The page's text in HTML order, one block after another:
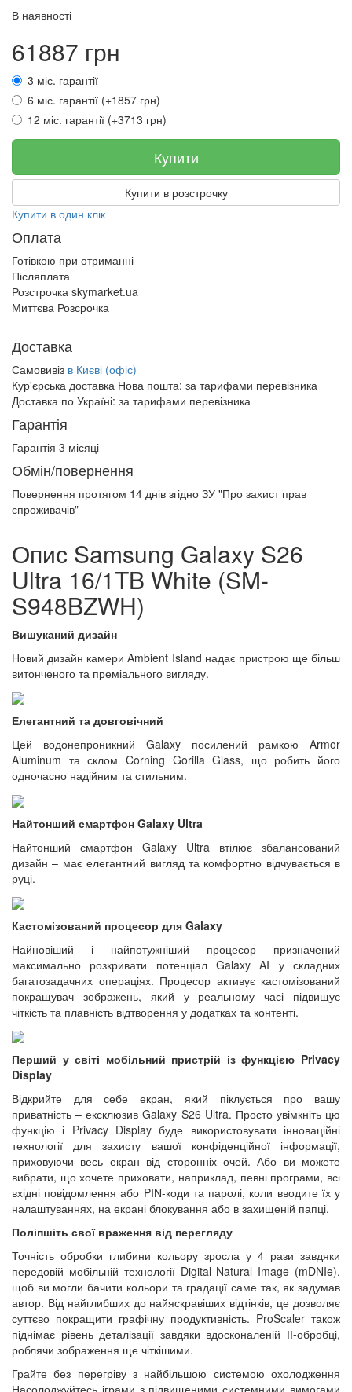
В наявності
61887 грн
3 міс. гарантії
6 міс. гарантії (+1857 грн)
12 міс. гарантії (+3713 грн)
Купити
Купити в розстрочку
Купити в один клік
Оплата
Готівкою при отриманні
Післяплата
Розстрочка skymarket.ua
Миттєва Розсрочка
Доставка
Самовивіз в Києві (офіс)
Кур'єрська доставка Нова пошта: за тарифами перевізника
Доставка по Україні: за тарифами перевізника
Гарантія
Гарантія 3 місяці
Обмін/повернення
Повернення протягом 14 днів згідно ЗУ "Про захист прав
спроживачів"
Опис Samsung Galaxy S26
Ultra 16/1TB White (SM-
S948BZWH)
Вишуканий дизайн
Новий дизайн камери Ambient Island надає пристрою ще більш
витонченого та преміального вигляду.
Елегантний та довговічний
Цей водонепроникний Galaxy посилений рамкою Armor
Aluminum та склом Corning Gorilla Glass, що робить його
одночасно надійним та стильним.
Найтонший смартфон Galaxy Ultra
Найтонший смартфон Galaxy Ultra втілює збалансований
дизайн – має елегантний вигляд та комфортно відчувається в
руці.
Кастомізований процесор для Galaxy
Найновіший і найпотужніший процесор призначений
максимально розкривати потенціал Galaxy AI у складних
багатозадачних операціях. Процесор активує кастомізований
покращувач зображень, який у реальному часі підвищує
чіткість та плавність відтворення у додатках та контенті.
Перший у світі мобільний пристрій із функцією Privacy
Display
Відкрийте для себе екран, який піклується про вашу
приватність – ексклюзив Galaxy S26 Ultra. Просто увімкніть цю
функцію і Privacy Display буде використовувати інноваційні
технології для захисту вашої конфіденційної інформації,
приховуючи весь екран від сторонніх очей. Або ви можете
вибрати, що хочете приховати, наприклад, певні програми, всі
вхідні повідомлення або PIN-коди та паролі, коли вводите їх у
налаштуваннях, на екрані блокування або в захищеній папці.
Поліпшіть свої враження від перегляду
Точність обробки глибини кольору зросла у 4 рази завдяки
передовій мобільній технології Digital Natural Image (mDNIe),
щоб ви могли бачити кольори та градації саме так, як задумав
автор. Від найглибших до найяскравіших відтінків, це дозволяє
суттєво покращити графічну продуктивність. ProScaler також
піднімає рівень деталізації завдяки вдосконаленій ІІ-обробці,
роблячи зображення ще чіткішими.
Грайте без перегріву з найбільшою системою охолодження